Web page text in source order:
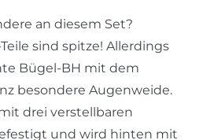
an diesem Set?
sind spitze! Allerdings
Bügel-BH mit dem
besondere Augenweide.
drei verstellbaren
und wird hinten mit